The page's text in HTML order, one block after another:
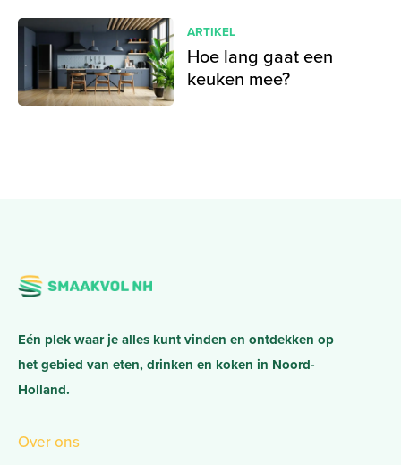
ARTIKEL
Hoe lang gaat een
keuken mee?
Eén plek waar je alles kunt vinden en ontdekken op
het gebied van eten, drinken en koken in Noord-
Holland.
Over ons